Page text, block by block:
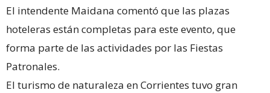
El intendente Maidana comentó que las plazas
hoteleras están completas para este evento, que
forma parte de las actividades por las Fiestas
Patronales.
El turismo de naturaleza en Corrientes tuvo gran